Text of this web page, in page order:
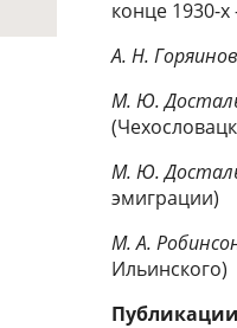
конце 1930-х
А. Н.
М. Ю.
М. Ю.
эмиграции)
М. А.
Ильинского)
Публикации